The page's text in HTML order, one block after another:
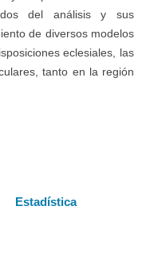
del análisis y sus
de diversos modelos
eclesiales, las
tanto en la región
Estadística